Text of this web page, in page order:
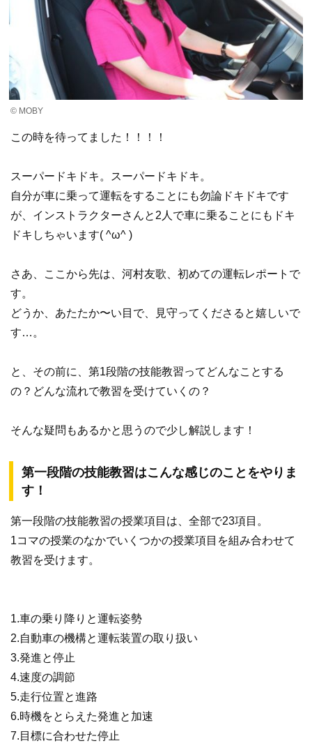
© MOBY
この時を待ってました！！！！
スーパードキドキ。スーパードキドキ。
自分が車に乗って運転をすることにも勿論ドキドキです
が、インストラクターさんと2人で車に乗ることにもドキ
ドキしちゃいます( ^ω^ )
さあ、ここから先は、河村友歌、初めての運転レポートで
す。
どうか、あたたか〜い目で、見守ってくださると嬉しいで
す…。
と、その前に、第1段階の技能教習ってどんなことする
の？どんな流れで教習を受けていくの？
そんな疑問もあるかと思うので少し解説します！
第一段階の技能教習はこんな感じのことをやりま
す！
第一段階の技能教習の授業項目は、全部で23項目。
1コマの授業のなかでいくつかの授業項目を組み合わせて
教習を受けます。
1.車の乗り降りと運転姿勢
2.自動車の機構と運転装置の取り扱い
3.発進と停止
4.速度の調節
5.走行位置と進路
6.時機をとらえた発進と加速
7.目標に合わせた停止